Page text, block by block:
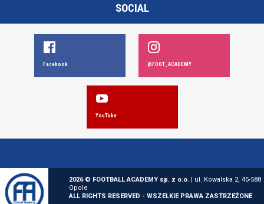
SOCIAL
Facebook @FOOT_ACADEMY
YouTube
2026 © FOOTBALL ACADEMY sp. z o.o. | ul. Kowalska 2, 45-588
Opole
ALL RIGHTS RESERVED - WSZELKIE PRAWA ZASTRZEŻONE